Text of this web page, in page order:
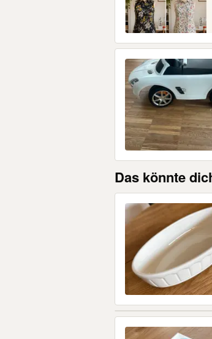
Das könnte